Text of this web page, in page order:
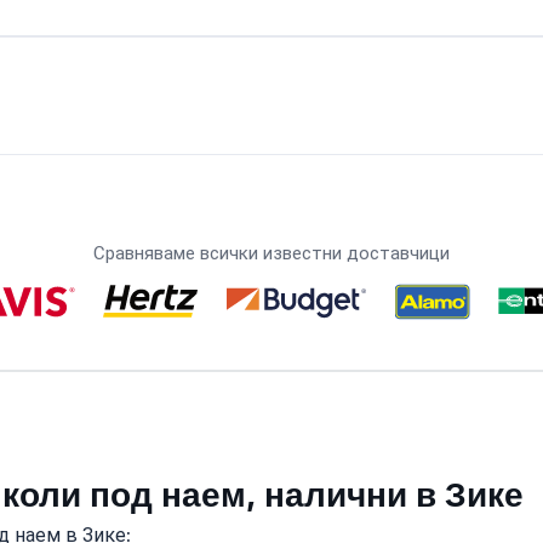
Сравняваме всички известни доставчици
под наем, налични в Зике
наем в Зике: